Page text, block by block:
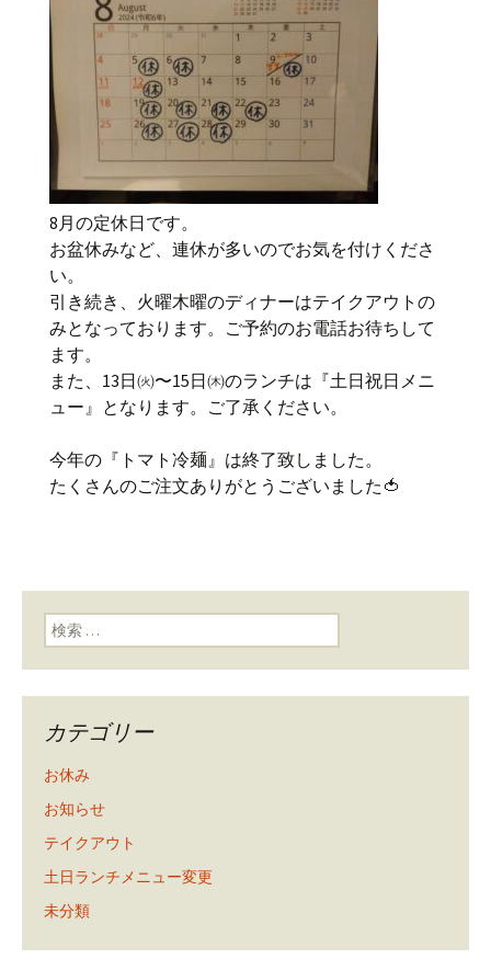
8月の定休日です。
お盆休みなど、連休が多いのでお気を付けくださ
い。
引き続き、火曜木曜のディナーはテイクアウトの
みとなっております。ご予約のお電話お待ちして
ます。
また、13日㈫〜15日㈭のランチは『土日祝日メニ
ュー』となります。ご了承ください。
今年の『トマト冷麺』は終了致しました。
たくさんのご注文ありがとうございました🍅
検索:
カテゴリー
お休み
お知らせ
テイクアウト
土日ランチメニュー変更
未分類